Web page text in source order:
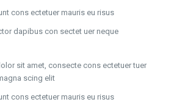
cons ectetuer mauris eu risus
dapibus con sectet uer neque
sit amet, consecte cons ectetuer tuer
scing elit
cons ectetuer mauris eu risus